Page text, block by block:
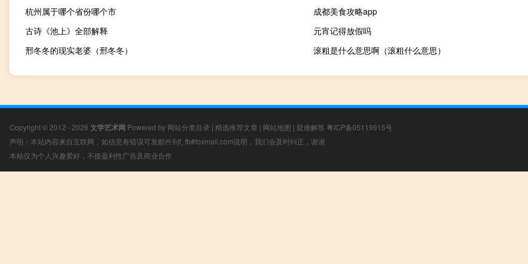
杭州属于哪个省份哪个市
成都美食攻略app
古诗《池上》全部解释
元宵记得放假吗
邢冬冬的现实老婆（邢冬冬）
滚粗是什么意思啊（滚粗什么意思）
Copyright © 2012 - 2026 文学艺术网 Powered by 网站分类目录 | 精选推荐文章 | 网站地图 | 疑难解答 粤ICP备05119915号
声明：本站内容来自互联网，如信息有错误可发邮件到f_fb#foxmail.com说明，我们会及时纠正，谢谢
本站仅为个人兴趣爱好，不接盈利性广告及商业合作